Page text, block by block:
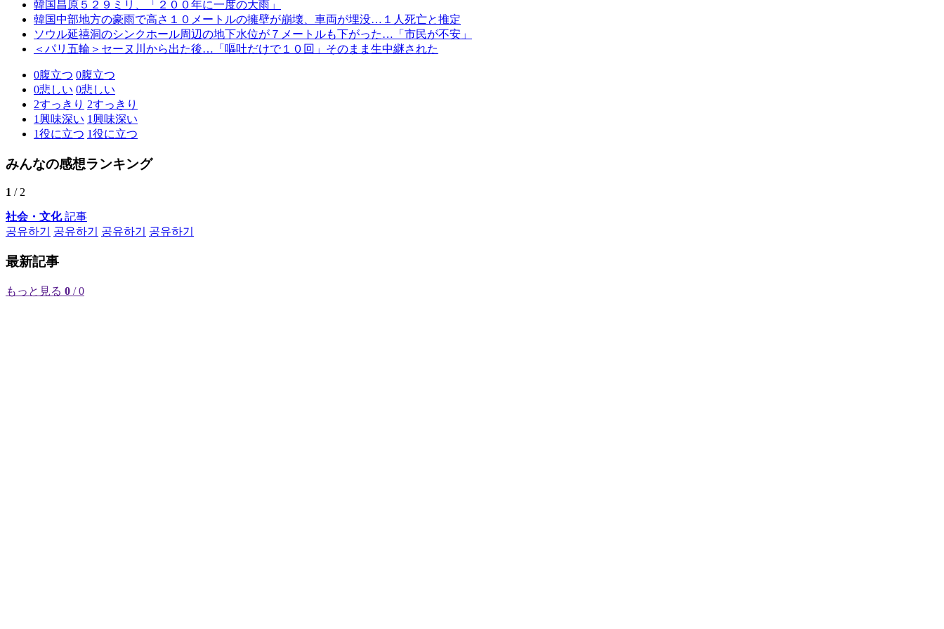
韓国昌原５２９ミリ、「２００年に一度の大雨」
韓国中部地方の豪雨で高さ１０メートルの擁壁が崩壊、車両が埋没…１人死亡と推定
ソウル延禧洞のシンクホール周辺の地下水位が７メートルも下がった…「市民が不安」
＜パリ五輪＞セーヌ川から出た後…「嘔吐だけで１０回」そのまま生中継された
0腹立つ 0腹立つ
0悲しい 0悲しい
2すっきり 2すっきり
1興味深い 1興味深い
1役に立つ 1役に立つ
みんなの感想ランキング
1 / 2
社会・文化記事
공유하기
공유하기 공유하기 공유하기
最新記事
もっと見る 0 / 0